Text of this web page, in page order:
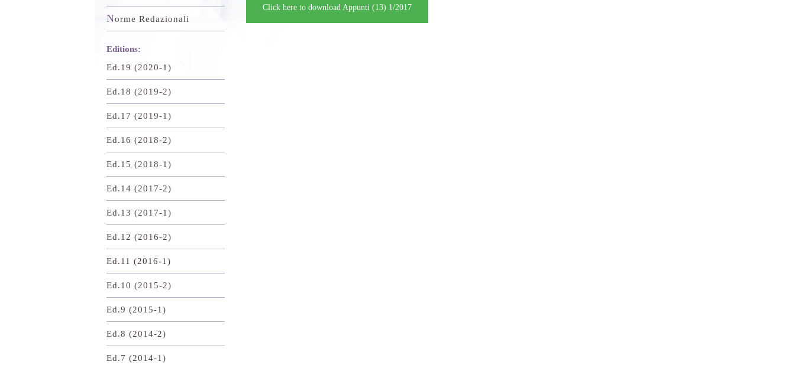
Norme Redazionali
Editions:
Ed.19 (2020-1)
Ed.18 (2019-2)
Ed.17 (2019-1)
Ed.16 (2018-2)
Ed.15 (2018-1)
Ed.14 (2017-2)
Ed.13 (2017-1)
Ed.12 (2016-2)
Ed.11 (2016-1)
Ed.10 (2015-2)
Ed.9 (2015-1)
Ed.8 (2014-2)
Ed.7 (2014-1)
Click here to download Appunti (13) 1/2017